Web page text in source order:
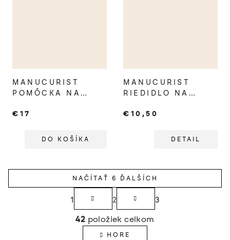
MANUCURIST
POMÔCKA NA
NECHTOVEJ
€17
DO KOŠÍKA
MANUCURIST
RIEDIDLO NA
GÉLOVÉ LAKY
€10,50
DETAIL
O
v
NAČÍTAŤ 6 ĎALŠÍCH
S
t
r
á
1 2 3
42 položiek celkom
HORE